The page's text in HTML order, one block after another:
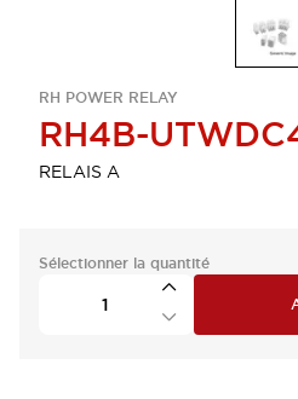
RH POWER RELAY
RH4B-
RELAIS A
Sélectionner la quantité